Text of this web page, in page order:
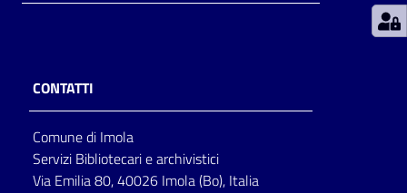
Patto
Seguici
su
CONTATTI
Comune di Imola
Servizi Bibliotecari e archivistici
Via Emilia 80, 40026 Imola (Bo), Italia